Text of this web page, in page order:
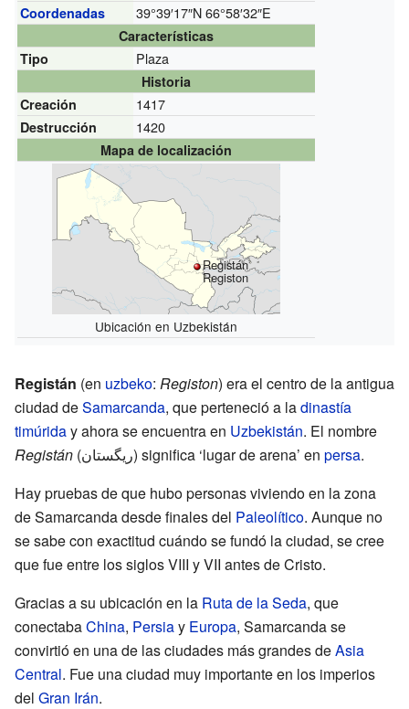
Coordenadas 39°39′17″N66°58′32″E
Características
Tipo
Plaza
Historia
Creación
1417
Destrucción 1420
Mapa de localización
Registán
Registon
Ubicación en Uzbekistán
Registán (en uzbeko: Registon) era el centro de la antigua
ciudad deSamarcanda, que perteneció a ladinastía
timúriday ahora se encuentra en Uzbekistán. El nombre
Registán
(ریگستان) significa ‘lugar de arena’ en persa.
Hay pruebas de que hubo personas viviendo en la zona
de Samarcanda desde finales del Paleolítico. Aunque no
se sabe con exactitud cuándo se fundó la ciudad, se cree
que fue entre los siglos VIII y VII antes de Cristo.
Gracias a su ubicación en la Ruta de la Seda, que
conectabaChina, Persiay Europa, Samarcanda se
convirtió en una de las ciudades más grandes deAsia
Central. Fue una ciudad muy importante en los imperios
del Gran Irán.